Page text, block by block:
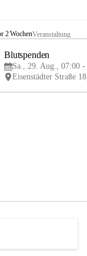
2 WochenVeranstaltung
Blutspenden
Sa., 29. Aug., 07:00 -